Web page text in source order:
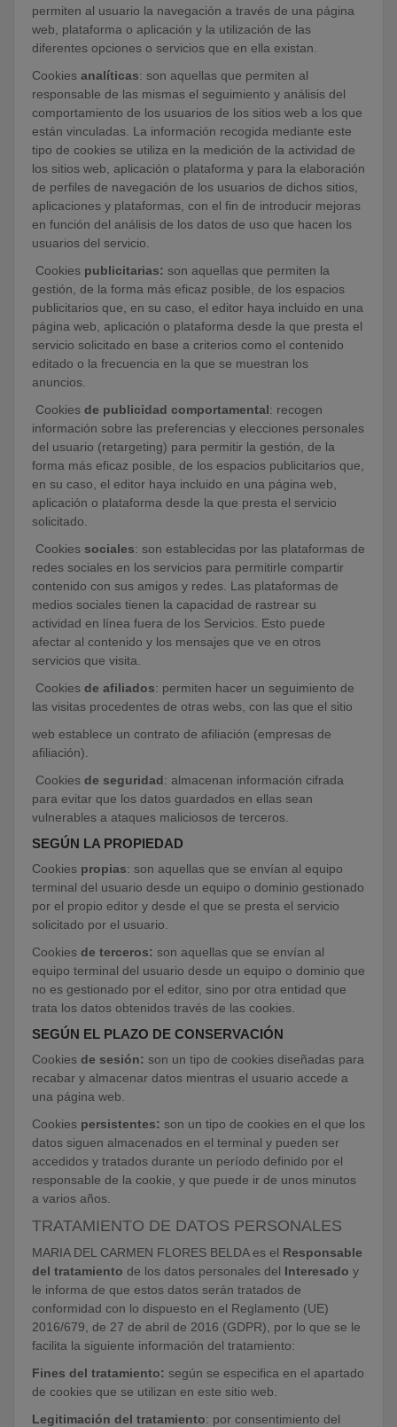
permiten al usuario la navegación a través de una página
web, plataforma o aplicación y la utilización de las
diferentes opciones o servicios que en ella existan.
Cookies analíticas: son aquellas que permiten al
responsable de las mismas el seguimiento y análisis del
comportamiento de los usuarios de los sitios web a los que
están vinculadas. La información recogida mediante este
tipo de cookies se utiliza en la medición de la actividad de
los sitios web, aplicación o plataforma y para la elaboración
de perfiles de navegación de los usuarios de dichos sitios,
aplicaciones y plataformas, con el fin de introducir mejoras
en función del análisis de los datos de uso que hacen los
usuarios del servicio.
Cookies publicitarias: son aquellas que permiten la
gestión, de la forma más eficaz posible, de los espacios
publicitarios que, en su caso, el editor haya incluido en una
página web, aplicación o plataforma desde la que presta el
servicio solicitado en base a criterios como el contenido
editado o la frecuencia en la que se muestran los
anuncios.
Cookies de publicidad comportamental: recogen
información sobre las preferencias y elecciones personales
del usuario (retargeting) para permitir la gestión, de la
forma más eficaz posible, de los espacios publicitarios que,
en su caso, el editor haya incluido en una página web,
aplicación o plataforma desde la que presta el servicio
solicitado.
Cookies sociales: son establecidas por las plataformas de
redes sociales en los servicios para permitirle compartir
contenido con sus amigos y redes. Las plataformas de
medios sociales tienen la capacidad de rastrear su
actividad en línea fuera de los Servicios. Esto puede
afectar al contenido y los mensajes que ve en otros
servicios que visita.
Cookies de afiliados: permiten hacer un seguimiento de
las visitas procedentes de otras webs, con las que el sitio
web establece un contrato de afiliación (empresas de
afiliación).
Cookies de seguridad: almacenan información cifrada
para evitar que los datos guardados en ellas sean
vulnerables a ataques maliciosos de terceros.
SEGÚN LA PROPIEDAD
Cookies propias: son aquellas que se envían al equipo
terminal del usuario desde un equipo o dominio gestionado
por el propio editor y desde el que se presta el servicio
solicitado por el usuario.
Cookies de terceros: son aquellas que se envían al
equipo terminal del usuario desde un equipo o dominio que
no es gestionado por el editor, sino por otra entidad que
trata los datos obtenidos través de las cookies.
SEGÚN EL PLAZO DE CONSERVACIÓN
Cookies de sesión: son un tipo de cookies diseñadas para
recabar y almacenar datos mientras el usuario accede a
una página web.
Cookies persistentes: son un tipo de cookies en el que los
datos siguen almacenados en el terminal y pueden ser
accedidos y tratados durante un período definido por el
responsable de la cookie, y que puede ir de unos minutos
a varios años.
TRATAMIENTO DE DATOS PERSONALES
MARIA DEL CARMEN FLORES BELDA es el Responsable
del tratamiento de los datos personales del Interesado y
le informa de que estos datos serán tratados de
conformidad con lo dispuesto en el Reglamento (UE)
2016/679, de 27 de abril de 2016 (GDPR), por lo que se le
facilita la siguiente información del tratamiento:
Fines del tratamiento: según se especifica en el apartado
de cookies que se utilizan en este sitio web.
Legitimación del tratamiento: por consentimiento del